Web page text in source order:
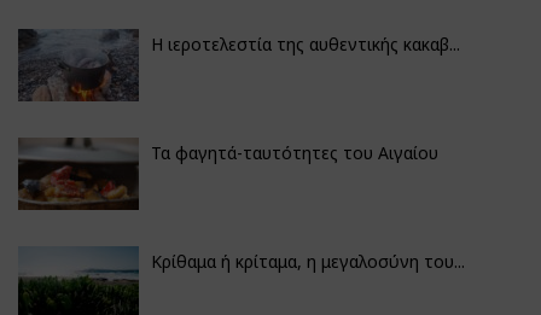
Η ιεροτελεστία της αυθεντικής κακαβ...
Τα φαγητά-ταυτότητες του Αιγαίου
Κρίθαμα ή κρίταμα, η μεγαλοσύνη του...